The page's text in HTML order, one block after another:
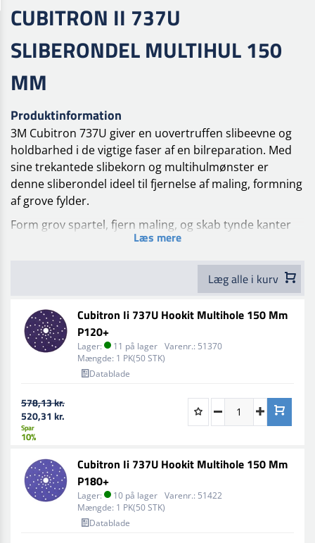
CUBITRON II 737U
SLIBERONDEL MULTIHUL 150
MM
Produktinformation
3M Cubitron 737U giver en uovertruffen slibeevne og
holdbarhed i de vigtige faser af en bilreparation. Med
sine trekantede slibekorn og multihulmønster er
denne sliberondel ideel til fjernelse af maling, formning
af grove fylder.
Form grov spartel, fjern maling, og skab tynde kanter
med 3M Cubitron™ II Hookit Purple+
3M sliberondel med trekantede slibekorn og
multihulmønster kan også anvendes til den endelige
forberedelse før farvematchning eller grunding.
Læs mere
Læg alle i kurv
Cubitron Ii 737U Hookit Multihole 150 Mm
P120+
Lager: 11 på lager Varenr.: 51370
Mængde: 1 PK(50 STK)
Datablade
578,13 kr.
520,31 kr.
Spar
10%
Cubitron Ii 737U Hookit Multihole 150 Mm
P180+
Lager: 10 på lager Varenr.: 51422
Mængde: 1 PK(50 STK)
Datablade